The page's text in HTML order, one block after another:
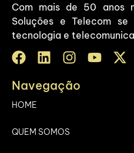
Com mais de 50 anos
Soluções e Telecom
tecnologia e
Navegação
HOME
QUEM SOMOS